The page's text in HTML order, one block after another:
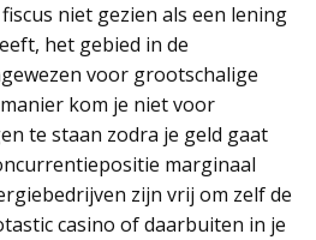
niet gezien als een lening
het gebied in de
voor grootschalige
kom je niet voor
te staan zodra je geld gaat
marginaal
zijn vrij om zelf de
casino of daarbuiten in je